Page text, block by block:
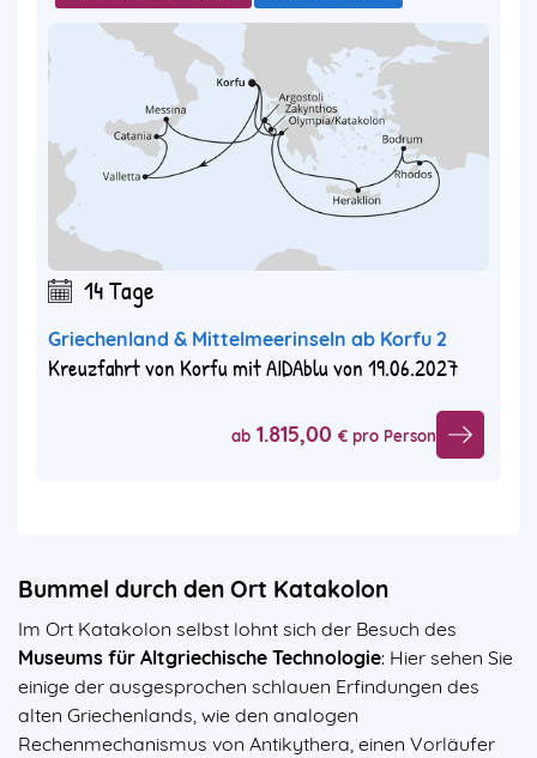
14 Tage
Griechenland & Mittelmeerinseln ab Korfu 2
Kreuzfahrt von Korfu mit AIDAblu von 19.06.2027
ab 1.815,00 € pro Person
Bummel durch den Ort Katakolon
Im Ort Katakolon selbst lohnt sich der Besuch des
Museums für Altgriechische Technologie: Hier sehen Sie
einige der ausgesprochen schlauen Erfindungen des
alten Griechenlands, wie den analogen
Rechenmechanismus von Antikythera, einen Vorläufer